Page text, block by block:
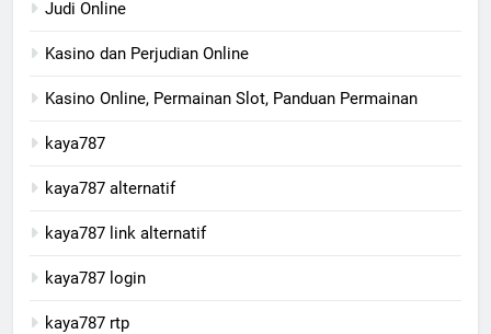
Judi Online
Kasino dan Perjudian Online
Kasino Online, Permainan Slot, Panduan Permainan
kaya787
kaya787 alternatif
kaya787 link alternatif
kaya787 login
kaya787 rtp